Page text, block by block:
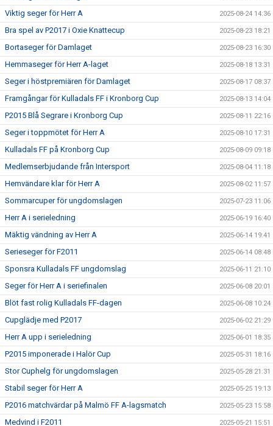
Viktig seger för Herr A 2025-08-24 14:36
Bra spel av P2017 i Oxie Knattecup 2025-08-23 18:21
Bortaseger för Damlaget 2025-08-23 16:30
Hemmaseger för Herr A-laget 2025-08-18 13:31
Seger i höstpremiären för Damlaget 2025-08-17 08:37
Framgångar för Kulladals FF i Kronborg Cup 2025-08-13 14:04
P2015 Blå Segrare i Kronborg Cup 2025-08-11 22:16
Seger i toppmötet för Herr A 2025-08-10 17:31
Kulladals FF på Kronborg Cup 2025-08-09 09:18
Medlemserbjudande från Intersport 2025-08-04 11:18
Hemvändare klar för Herr A 2025-08-02 11:57
Sommarcuper för ungdomslagen 2025-07-23 11:06
Herr A i serieledning 2025-06-19 16:40
Mäktig vändning av Herr A 2025-06-14 19:41
Serieseger för F2011 2025-06-14 08:48
Sponsra Kulladals FF ungdomslag 2025-06-11 21:10
Seger för Herr A i seriefinalen 2025-06-08 20:01
Blöt fast rolig Kulladals FF-dagen 2025-06-08 10:24
Cupglädje med P2017 2025-06-02 21:29
Herr A upp i serieledning 2025-06-01 18:35
P2015 imponerade i Halör Cup 2025-05-31 18:16
Stor Cuphelg för ungdomslagen 2025-05-28 21:31
Stabil seger för Herr A 2025-05-25 19:13
P2016 matchvärdar på Malmö FF A-lagsmatch 2025-05-23 15:58
Medvind i F2011 2025-05-21 15:51